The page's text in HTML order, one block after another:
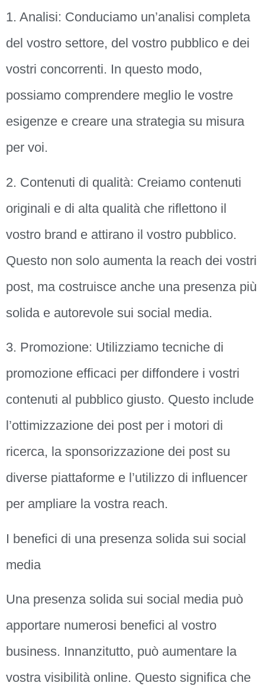
1. Analisi: Conduciamo un’analisi completa
del vostro settore, del vostro pubblico e dei
vostri concorrenti. In questo modo,
possiamo comprendere meglio le vostre
esigenze e creare una strategia su misura
per voi.
2. Contenuti di qualità: Creiamo contenuti
originali e di alta qualità che riflettono il
vostro brand e attirano il vostro pubblico.
Questo non solo aumenta la reach dei vostri
post, ma costruisce anche una presenza più
solida e autorevole sui social media.
3. Promozione: Utilizziamo tecniche di
promozione efficaci per diffondere i vostri
contenuti al pubblico giusto. Questo include
l’ottimizzazione dei post per i motori di
ricerca, la sponsorizzazione dei post su
diverse piattaforme e l’utilizzo di influencer
per ampliare la vostra reach.
I benefici di una presenza solida sui social
media
Una presenza solida sui social media può
apportare numerosi benefici al vostro
business. Innanzitutto, può aumentare la
vostra visibilità online. Questo significa che